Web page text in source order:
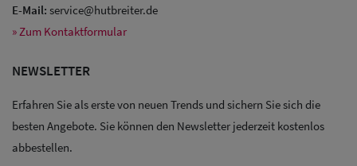
Sale:
Baseball
Caps
Sale:
E-Mail: service@hutbreiter.de
» Zum Kontaktformular
NEWSLETTER
Erfahren Sie als erste von neuen Trends und sichern Sie sich die
besten Angebote. Sie können den Newsletter jederzeit kostenlos
abbestellen.